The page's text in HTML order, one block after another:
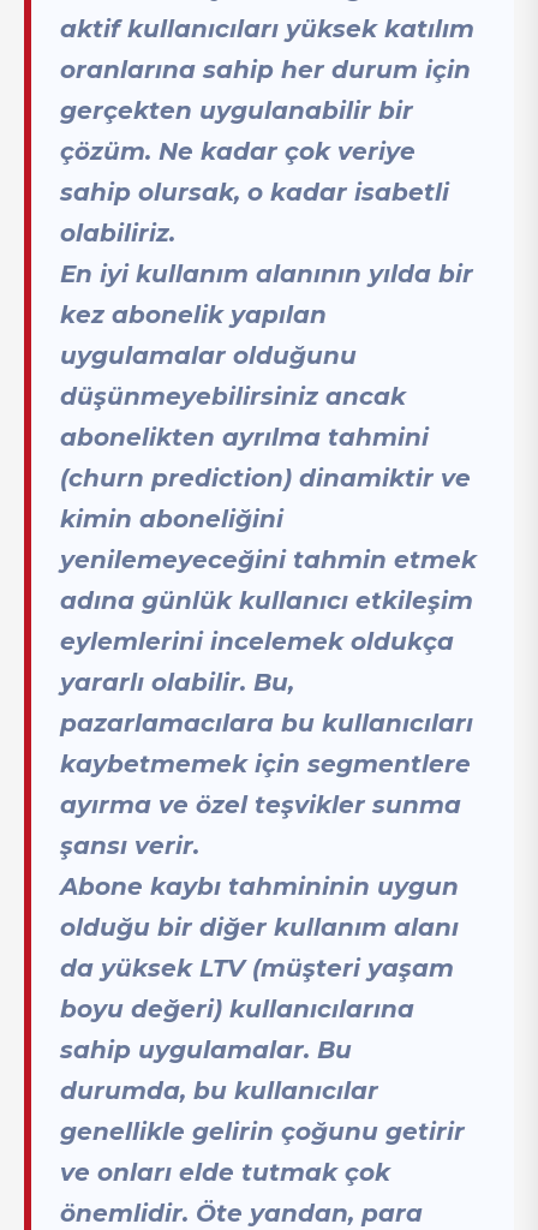
aktif kullanıcıları yüksek katılım
oranlarına sahip her durum için
gerçekten uygulanabilir bir
çözüm. Ne kadar çok veriye
sahip olursak, o kadar isabetli
olabiliriz.
En iyi kullanım alanının yılda bir
kez abonelik yapılan
uygulamalar olduğunu
düşünmeyebilirsiniz ancak
abonelikten ayrılma tahmini
(churn prediction) dinamiktir ve
kimin aboneliğini
yenilemeyeceğini tahmin etmek
adına günlük kullanıcı etkileşim
eylemlerini incelemek oldukça
yararlı olabilir. Bu,
pazarlamacılara bu kullanıcıları
kaybetmemek için segmentlere
ayırma ve özel teşvikler sunma
şansı verir.
Abone kaybı tahmininin uygun
olduğu bir diğer kullanım alanı
da yüksek LTV (müşteri yaşam
boyu değeri) kullanıcılarına
sahip uygulamalar. Bu
durumda, bu kullanıcılar
genellikle gelirin çoğunu getirir
ve onları elde tutmak çok
önemlidir. Öte yandan, para